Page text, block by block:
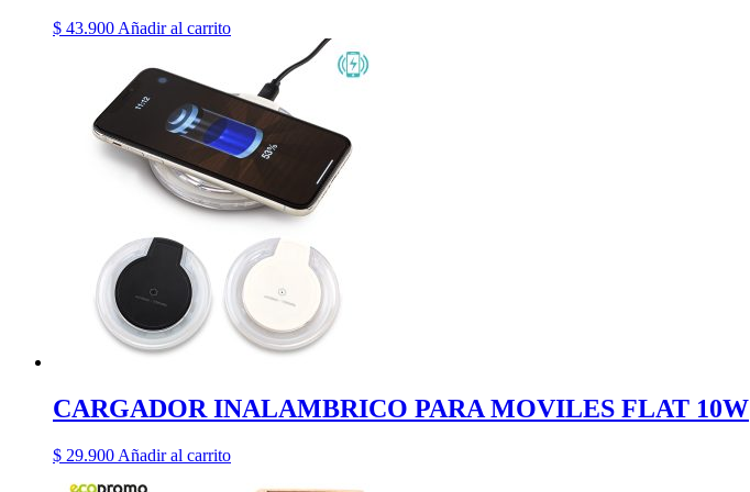
$ 43.900 Añadir al carrito
CARGADOR INALAMBRICO PARA MOVILES FLAT 10W
$ 29.900 Añadir al carrito